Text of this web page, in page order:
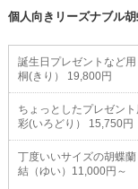
個人向きリーズナブル
誕生日プレゼントなど
桐(きり） 19,800円
ちょっとしたプレゼン
彩(いろどり） 15,750円
丁度いいサイズの胡蝶蘭
結（ゆい）11,000円～